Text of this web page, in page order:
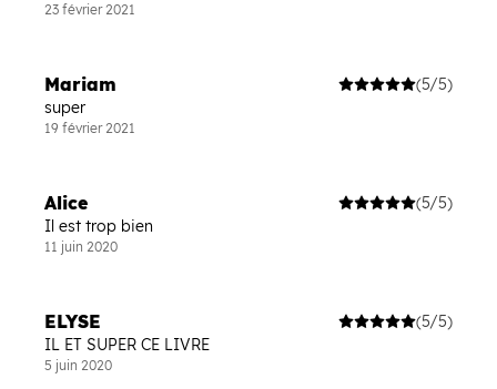
23 février 2021
Mariam
(5/5)
super
19 février 2021
Alice
(5/5)
Il est trop bien
11 juin 2020
ELYSE
(5/5)
IL ET SUPER CE LIVRE
5 juin 2020